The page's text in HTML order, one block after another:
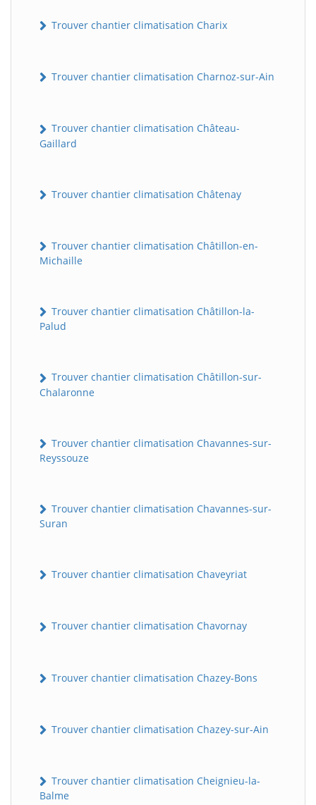
Trouver chantier climatisation Charix
Trouver chantier climatisation Charnoz-sur-Ain
Trouver chantier climatisation Château-
Gaillard
Trouver chantier climatisation Châtenay
Trouver chantier climatisation Châtillon-en-
Michaille
Trouver chantier climatisation Châtillon-la-
Palud
Trouver chantier climatisation Châtillon-sur-
Chalaronne
Trouver chantier climatisation Chavannes-sur-
Reyssouze
Trouver chantier climatisation Chavannes-sur-
Suran
Trouver chantier climatisation Chaveyriat
Trouver chantier climatisation Chavornay
Trouver chantier climatisation Chazey-Bons
Trouver chantier climatisation Chazey-sur-Ain
Trouver chantier climatisation Cheignieu-la-
Balme